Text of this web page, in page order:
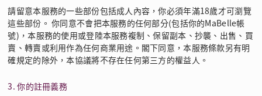
請留意本服務的一些部份包括成人內容，你必須年滿18歲才可瀏覽
這些部份。 你同意不會把本服務的任何部分(包括你的MaBelle帳
號)，本服務的使用或登陸本服務複制、保留副本、抄襲、出售、買
賣、轉賣或利用作為任何商業用途。閣下同意，本服務條款另有明
確規定的除外，本協議將不存在任何第三方的權益人。
3. 你的註冊義務